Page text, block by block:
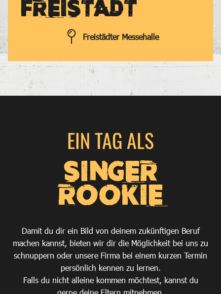
FREISTADT
Freistädter Messehalle
EIN TAG ALS
SINGER
ROOKIE
Damit du dir ein Bild von deinem zukünftigen Beruf
machen kannst, bieten wir dir die Möglichkeit bei uns zu
schnuppern oder unsere Firma bei einem kurzen Termin
persönlich kennen zu lernen.
Falls du nicht alleine kommen möchtest, kannst du